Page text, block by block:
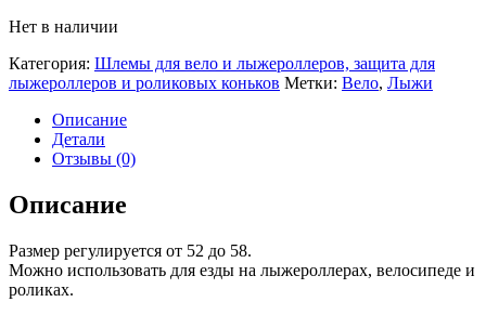
Нет в наличии
Категория: Шлемы для вело и лыжероллеров, защита для
лыжероллеров и роликовых коньков Метки: Вело, Лыжи
Описание
Детали
Отзывы (0)
Описание
Размер регулируется от 52 до 58.
Можно использовать для езды на лыжероллерах, велосипеде и
роликах.